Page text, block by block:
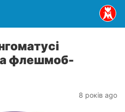
флешмоб-
8 років ago